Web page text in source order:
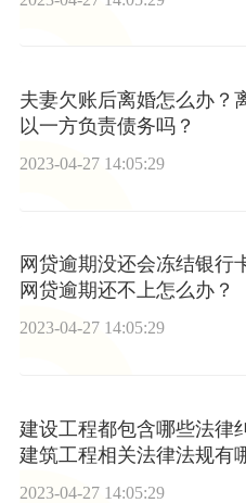
夫妻欠账后离婚怎么办？
以一方负责债务吗？
2023-04-27 14:05:29
网贷逾期没还会冻结银行
网贷逾期还不上怎么办？
2023-04-27 14:05:29
建设工程都包含哪些法律
建筑工程相关法律法规有
2023-04-27 14:05:29